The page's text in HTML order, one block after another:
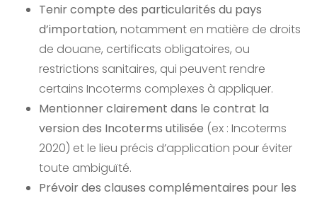
Tenir compte des particularités du pays
d’importation, notamment en matière de droits
de douane, certificats obligatoires, ou
restrictions sanitaires, qui peuvent rendre
certains Incoterms complexes à appliquer.
Mentionner clairement dans le contrat la
version des Incoterms utilisée (ex : Incoterms
2020) et le lieu précis d’application pour éviter
toute ambiguïté.
Prévoir des clauses complémentaires pour les